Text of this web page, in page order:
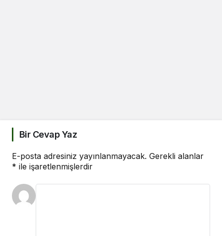
Bir Cevap Yaz
E-posta adresiniz yayınlanmayacak. Gerekli alanlar
* ile işaretlenmişlerdir